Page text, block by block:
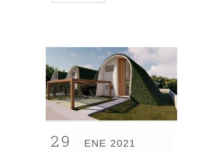
29 ENE 2021